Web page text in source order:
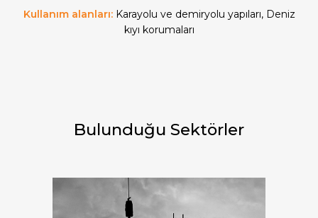
Kullanım alanları: Karayolu ve demiryolu yapıları, Deniz
kıyı korumaları
Bulunduğu Sektörler